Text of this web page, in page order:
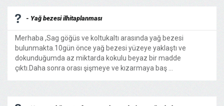
- Yağ bezesi ilhitaplanması
Merhaba ,Sag göğüs ve koltukaltı arasında yağ bezesi
bulunmakta.10gün önce yağ bezesi yüzeye yaklaştı ve
dokunduğumda az miktarda kokulu beyaz bir madde
çıktı.Daha sonra orası şişmeye ve kızarmaya baş ...